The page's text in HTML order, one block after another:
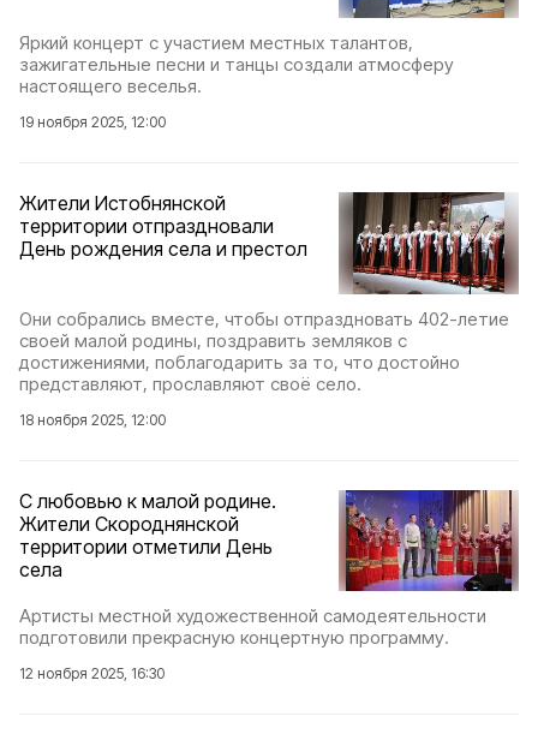
Яркий концерт с участием местных талантов,
зажигательные песни и танцы создали атмосферу
настоящего веселья.
19 ноября 2025, 12:00
Жители Истобнянской
территории отпраздновали
День рождения села и престол
Они собрались вместе, чтобы отпраздновать 402-летие
своей малой родины, поздравить земляков с
достижениями, поблагодарить за то, что достойно
представляют, прославляют своё село.
18 ноября 2025, 12:00
С любовью к малой родине.
Жители Скороднянской
территории отметили День
села
Артисты местной художественной самодеятельности
подготовили прекрасную концертную программу.
12 ноября 2025, 16:30